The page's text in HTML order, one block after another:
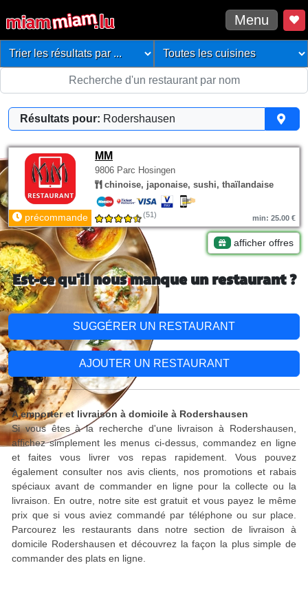
Menu
Résultats pour: Rodershausen
MM
9806 Parc Hosingen
chinoise, japonaise, sushi, thaïlandaise
précommande (51) min: 25.00 €
afficher offres
Est-ce qu'il nous manque un restaurant ?
SUGGÉRER UN RESTAURANT
AJOUTER UN RESTAURANT
A emporter et livraison à domicile à Rodershausen
Si vous êtes à la recherche d'une livraison à Rodershausen,
affichez simplement les menus ci-dessus, commandez en ligne
et faites vous livrer vos repas rapidement. Vous pouvez
également consulter nos avis clients, nos promotions et rabais
spéciaux avant de commander en ligne pour la collecte ou la
livraison. En outre, notre site est gratuit et vous payez le même
prix que si vous aviez commandé par téléphone ou sur place.
Parcourez les restaurants dans notre section de livraison à
domicile Rodershausen et découvrez la façon la plus simple de
commander des plats en ligne.